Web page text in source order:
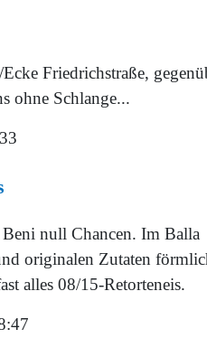
Friedrichstraße,
ohne Schlange...
Beni null Chancen. Im Balla
originalen Zutaten
alles 08/15-Retorteneis.